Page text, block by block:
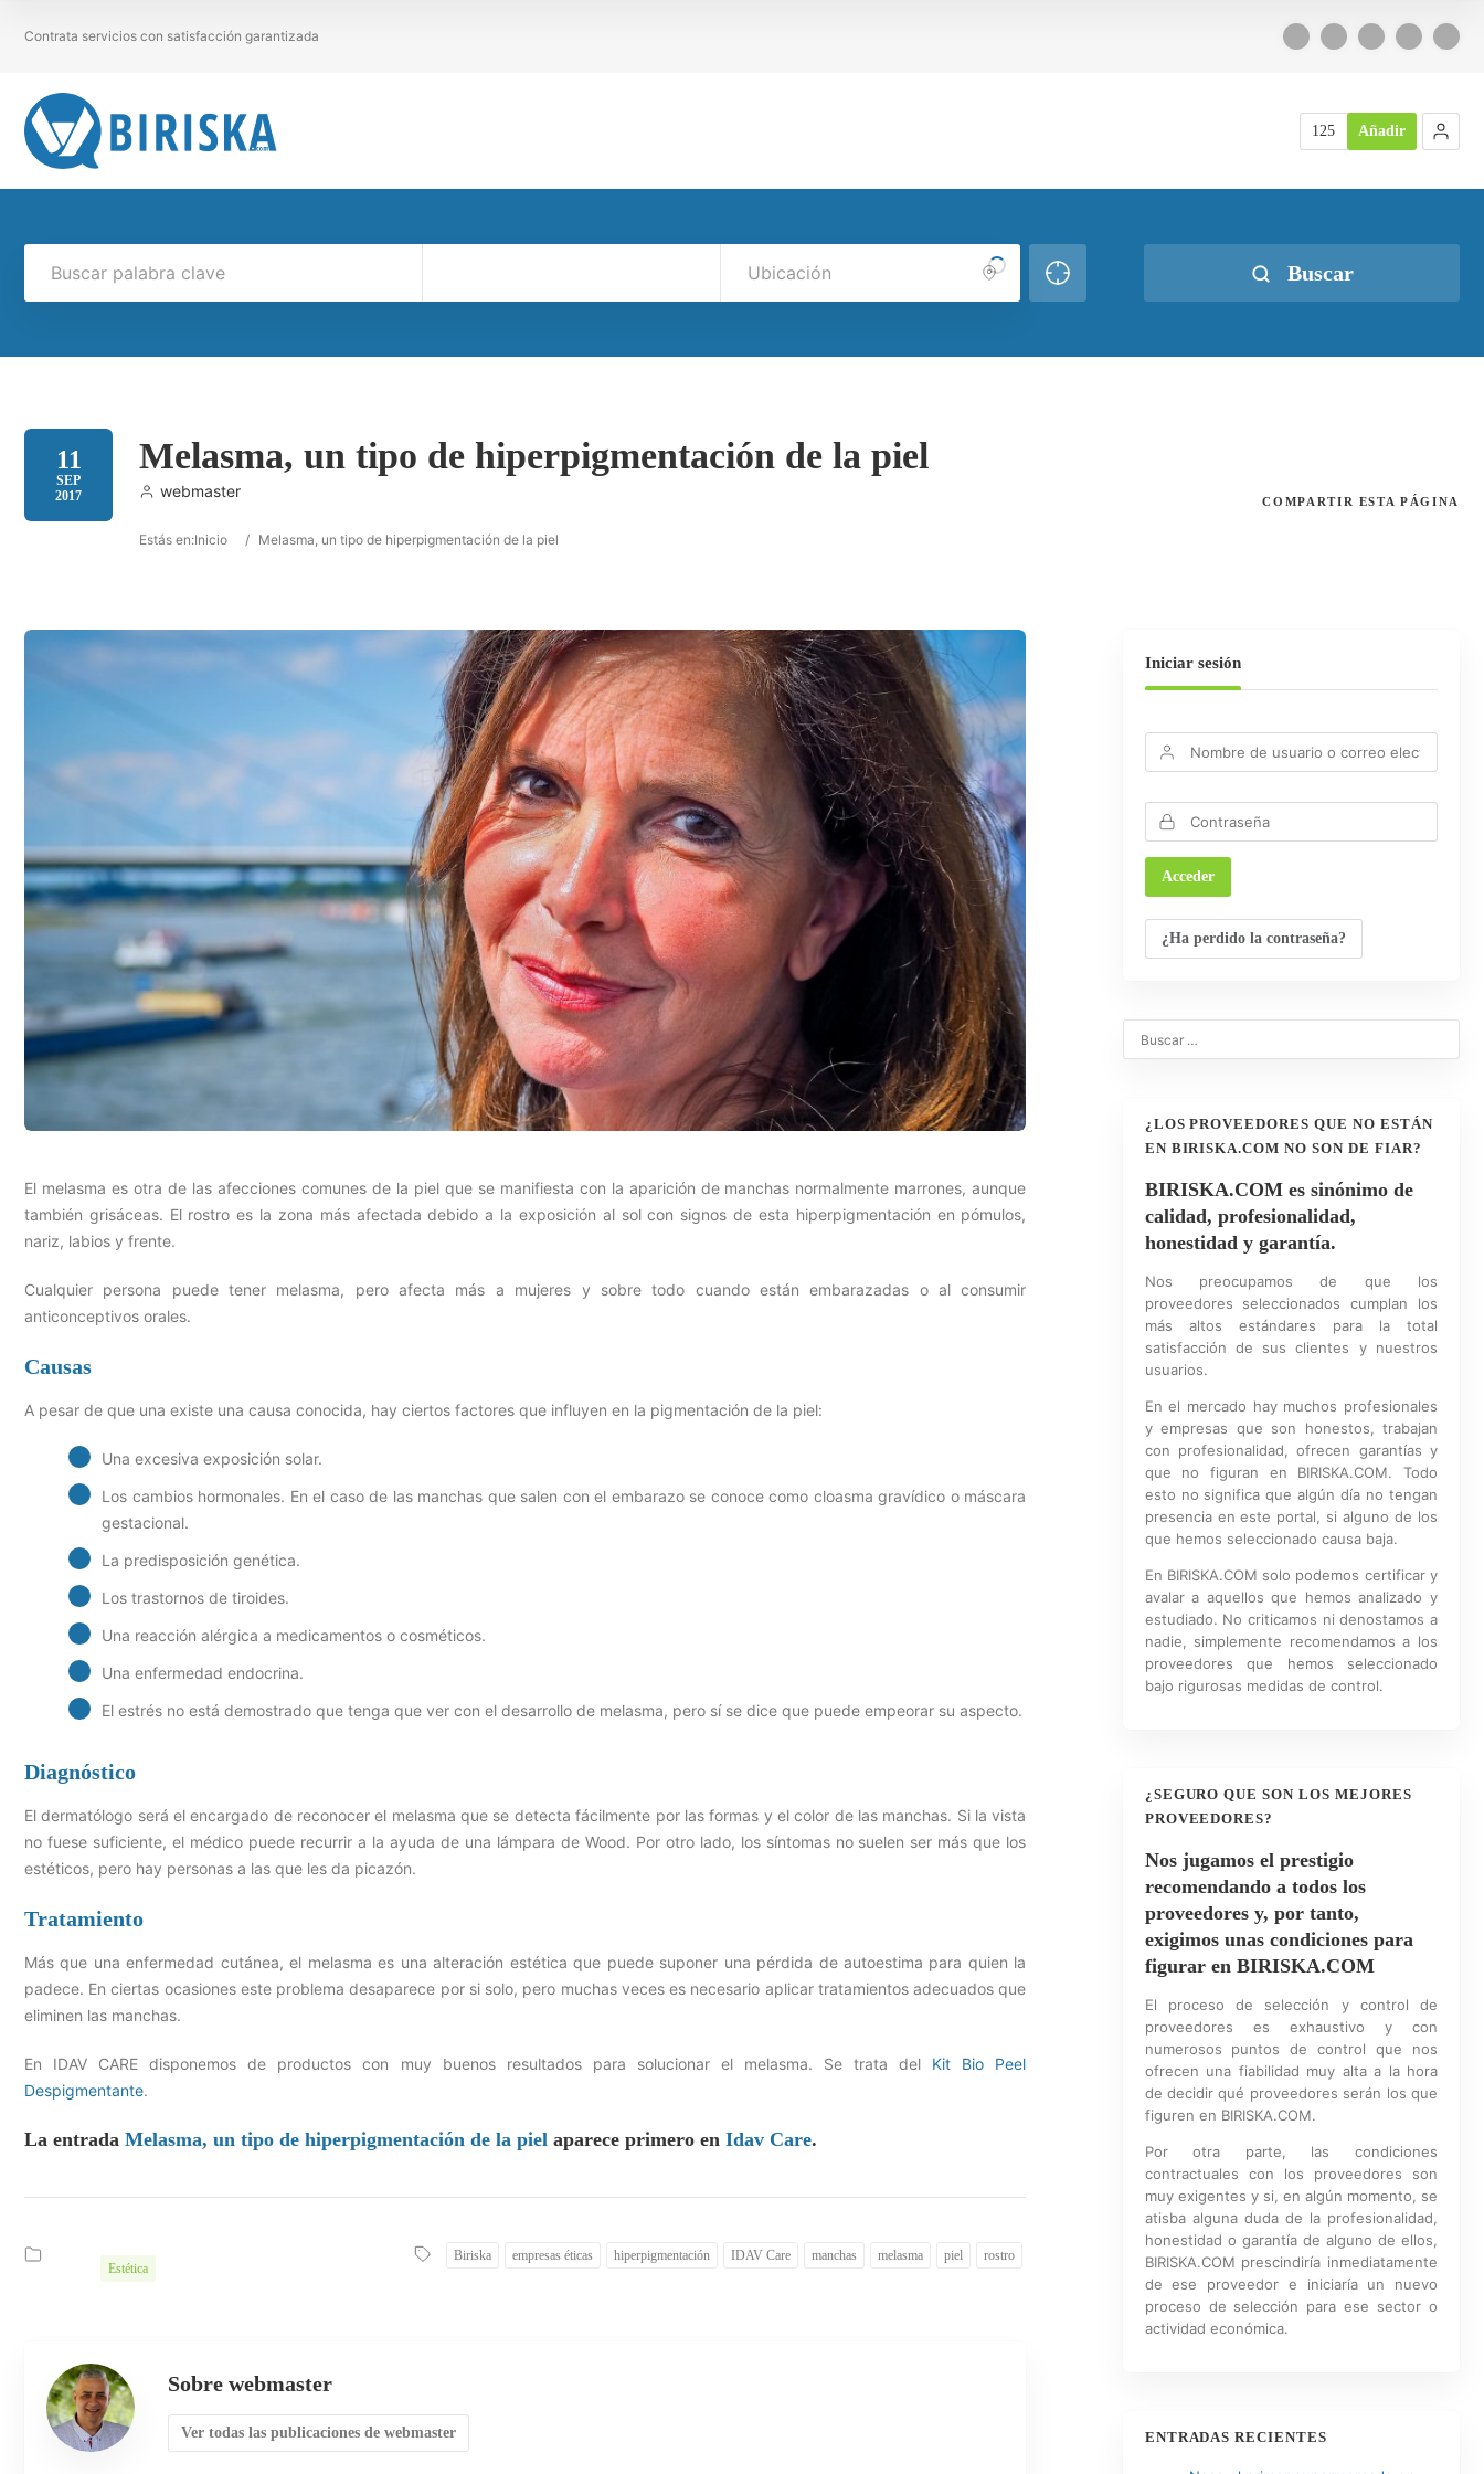
Contrata servicios con satisfacción garantizada
125 Añadir
Buscar
11
SEP
2017
Melasma, un tipo de hiperpigmentación de la piel
webmaster
Estás en:Inicio / Melasma, un tipo de hiperpigmentación de la piel
COMPARTIR ESTA PÁGINA
El melasma es otra de las afecciones comunes de la piel que se manifiesta con la aparición de manchas normalmente marrones, aunque
también grisáceas. El rostro es la zona más afectada debido a la exposición al sol con signos de esta hiperpigmentación en pómulos,
nariz, labios y frente.
Cualquier persona puede tener melasma, pero afecta más a mujeres y sobre todo cuando están embarazadas o al consumir
anticonceptivos orales.
Causas
A pesar de que una existe una causa conocida, hay ciertos factores que influyen en la pigmentación de la piel:
Una excesiva exposición solar.
Los cambios hormonales. En el caso de las manchas que salen con el embarazo se conoce como cloasma gravídico o máscara
gestacional.
La predisposición genética.
Los trastornos de tiroides.
Una reacción alérgica a medicamentos o cosméticos.
Una enfermedad endocrina.
El estrés no está demostrado que tenga que ver con el desarrollo de melasma, pero sí se dice que puede empeorar su aspecto.
Diagnóstico
El dermatólogo será el encargado de reconocer el melasma que se detecta fácilmente por las formas y el color de las manchas. Si la vista
no fuese suficiente, el médico puede recurrir a la ayuda de una lámpara de Wood. Por otro lado, los síntomas no suelen ser más que los
estéticos, pero hay personas a las que les da picazón.
Tratamiento
Más que una enfermedad cutánea, el melasma es una alteración estética que puede suponer una pérdida de autoestima para quien la
padece. En ciertas ocasiones este problema desaparece por si solo, pero muchas veces es necesario aplicar tratamientos adecuados que
eliminen las manchas.
En IDAV CARE disponemos de productos con muy buenos resultados para solucionar el melasma. Se trata del Kit Bio Peel
Despigmentante.
La entrada Melasma, un tipo de hiperpigmentación de la piel aparece primero en Idav Care.
Estética
Biriska empresas éticas hiperpigmentación IDAV Care manchas melasma piel rostro
Sobre webmaster
Ver todas las publicaciones de webmaster
Iniciar sesión
¿Ha perdido la contraseña?
¿LOS PROVEEDORES QUE NO ESTÁN
EN BIRISKA.COM NO SON DE FIAR?
BIRISKA.COM es sinónimo de
calidad, profesionalidad,
honestidad y garantía.
Nos preocupamos de que los
proveedores seleccionados cumplan los
más altos estándares para la total
satisfacción de sus clientes y nuestros
usuarios.
En el mercado hay muchos profesionales
y empresas que son honestos, trabajan
con profesionalidad, ofrecen garantías y
que no figuran en BIRISKA.COM. Todo
esto no significa que algún día no tengan
presencia en este portal, si alguno de los
que hemos seleccionado causa baja.
En BIRISKA.COM solo podemos certificar y
avalar a aquellos que hemos analizado y
estudiado. No criticamos ni denostamos a
nadie, simplemente recomendamos a los
proveedores que hemos seleccionado
bajo rigurosas medidas de control.
¿SEGURO QUE SON LOS MEJORES
PROVEEDORES?
Nos jugamos el prestigio
recomendando a todos los
proveedores y, por tanto,
exigimos unas condiciones para
figurar en BIRISKA.COM
El proceso de selección y control de
proveedores es exhaustivo y con
numerosos puntos de control que nos
ofrecen una fiabilidad muy alta a la hora
de decidir qué proveedores serán los que
figuren en BIRISKA.COM.
Por otra parte, las condiciones
contractuales con los proveedores son
muy exigentes y si, en algún momento, se
atisba alguna duda de la profesionalidad,
honestidad o garantía de alguno de ellos,
BIRISKA.COM prescindiría inmediatamente
de ese proveedor e iniciaría un nuevo
proceso de selección para ese sector o
actividad económica.
ENTRADAS RECIENTES